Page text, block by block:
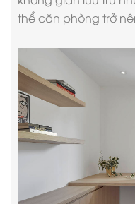
thể căn phòng trở